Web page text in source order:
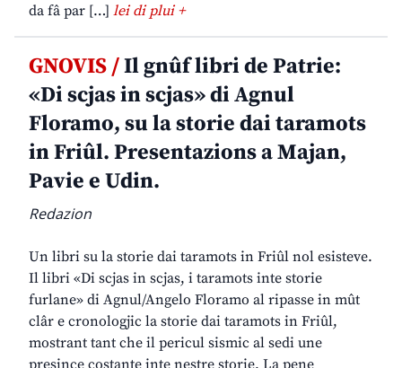
da fâ par […] lei di plui +
GNOVIS /Il gnûf libri de Patrie:
«Di scjas in scjas» di Agnul
Floramo, su la storie dai taramots
in Friûl. Presentazions a Majan,
Pavie e Udin.
Redazion
Un libri su la storie dai taramots in Friûl nol esisteve.
Il libri «Di scjas in scjas, i taramots inte storie
furlane» di Agnul/Angelo Floramo al ripasse in mût
clâr e cronologjic la storie dai taramots in Friûl,
mostrant tant che il pericul sismic al sedi une